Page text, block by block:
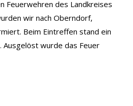
Feuerwehren des Landkreises
wir nach Oberndorf,
Beim Eintreffen stand ein
Ausgelöst wurde das Feuer